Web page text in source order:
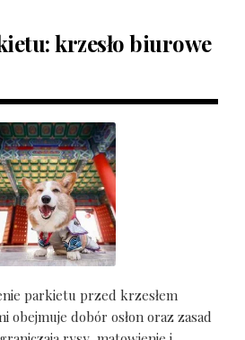
krzesło biurowe
parkietu przed krzesłem
obejmuje dobór osłon oraz zasad